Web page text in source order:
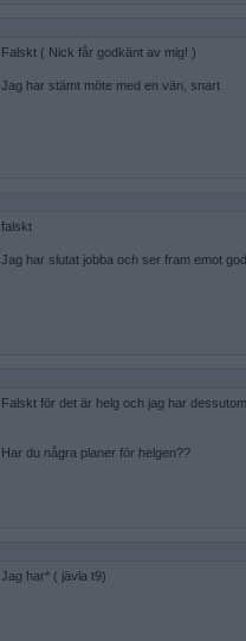
Falskt ( Nick får godkänt av mig! )
Jag har stämt möte med en vän, snart
falskt
Jag har slutat jobba och ser fram emot
Falskt för det är helg och jag har
Har du några planer för helgen??
Jag har* ( jävla t9)